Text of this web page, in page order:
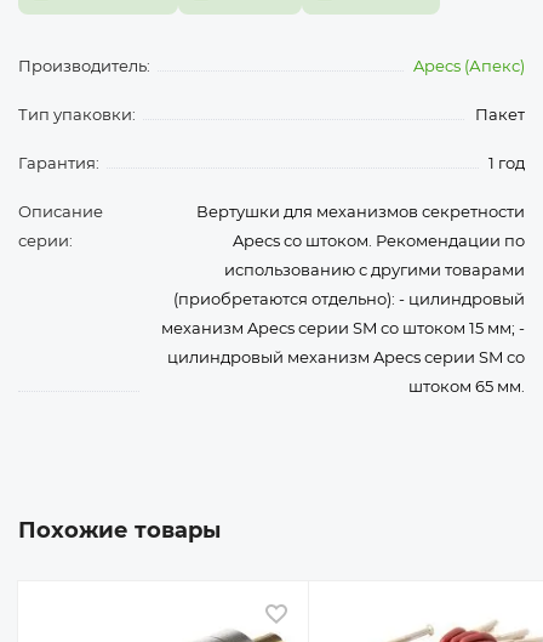
Производитель: Apecs (Апекс)
Тип упаковки: Пакет
Гарантия: 1 год
Описание
серии:
Вертушки для механизмов секретности
Apecs со штоком. Рекомендации по
использованию с другими товарами
(приобретаются отдельно): - цилиндровый
механизм Apecs серии SM со штоком 15 мм; -
цилиндровый механизм Apecs серии SM со
штоком 65 мм.
Похожие товары
В избранное